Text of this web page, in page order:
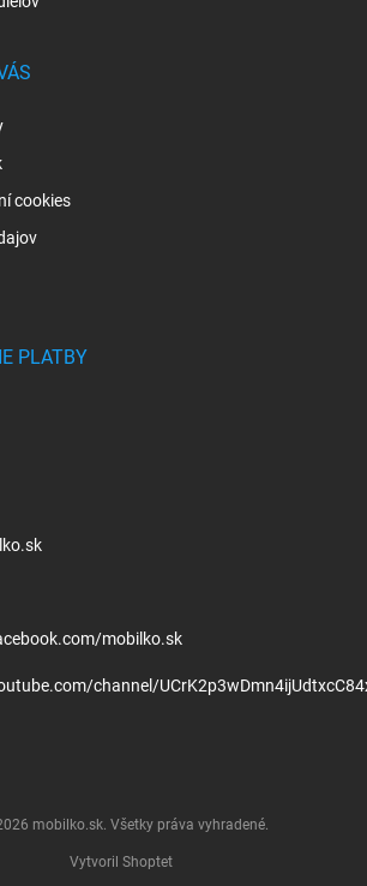
cookies
PLATBY
mobilko.sk
channel/
Vytvoril Shoptet
mobilko.sk. Všetky práva vyhradené.